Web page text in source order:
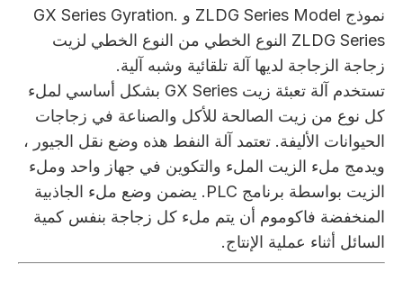
نموذج ZLDG Series Model و GX Series Gyration.
ZLDG Series النوع الخطي من النوع الخطي لزيت
زجاجة الزجاجة لديها آلة تلقائية وشبه آلية.
تستخدم آلة تعبئة زيت GX Series بشكل أساسي لملء
كل نوع من زيت الصالحة للأكل والصناعة في زجاجات
الحيوانات الأليفة. تعتمد آلة النفط هذه وضع نقل الجيور ،
ويدمج ملء الزيت الملء والتكوين في جهاز واحد وملء
الزيت بواسطة برنامج PLC. يضمن وضع ملء الجاذبية
المنخفضة فاكوموم أن يتم ملء كل زجاجة بنفس كمية
السائل أثناء عملية الإنتاج.